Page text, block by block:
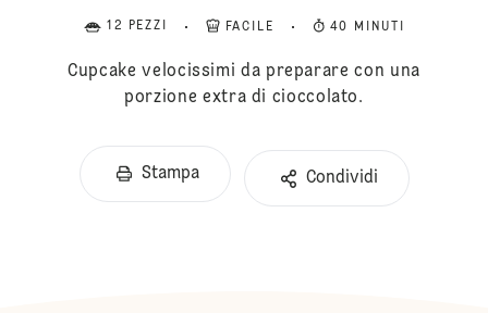
12 PEZZI FACILE 40 MINUTI
Cupcake velocissimi da preparare con una
porzione extra di cioccolato.
Stampa Condividi